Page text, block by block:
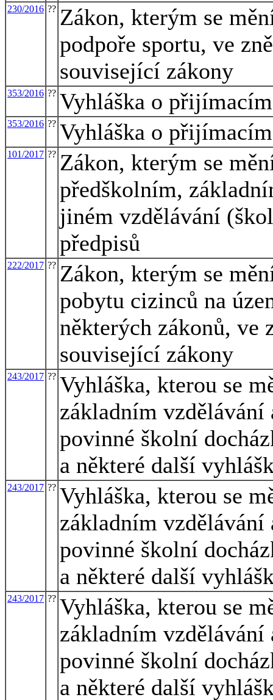
230/2016 ?? Zákon, kterým se
podpoře sportu, ve
související zákony
353/2016 ?? Vyhláška o
353/2016 ?? Vyhláška o
101/2017 ?? Zákon, kterým se
předškolním,
jiném vzdělávání
předpisů
222/2017 ?? Zákon, kterým se
pobytu cizinců na
některých zákonů, ve
související zákony
243/2017 ?? Vyhláška, kterou se
základním vzdělávání
povinné školní
a některé další
243/2017 ?? Vyhláška, kterou se
základním vzdělávání
povinné školní
a některé další
243/2017 ?? Vyhláška, kterou se
základním vzdělávání
povinné školní
a některé další